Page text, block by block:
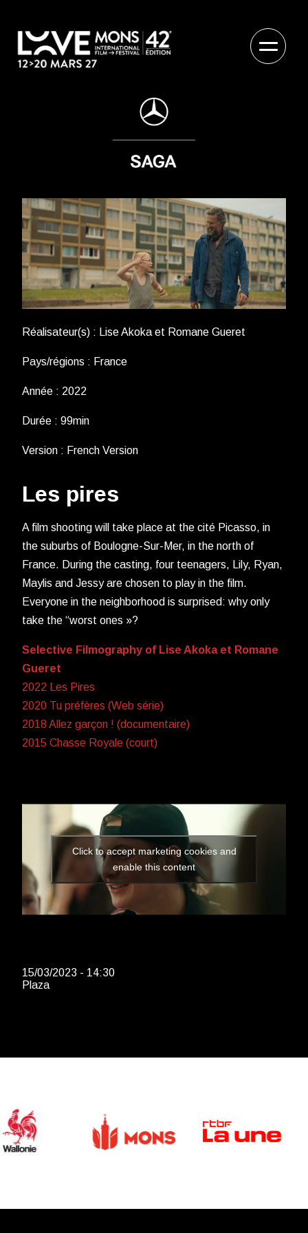
Réalisateur(s) : Lise Akoka et Romane Gueret
Pays/régions : France
Année : 2022
Durée : 99min
Version : French Version
Les pires
A film shooting will take place at the cité Picasso, in
the suburbs of Boulogne-Sur-Mer, in the north of
France. During the casting, four teenagers, Lily, Ryan,
Maylis and Jessy are chosen to play in the film.
Everyone in the neighborhood is surprised: why only
take the “worst ones »?
Selective Filmography of Lise Akoka et Romane
Gueret
2022 Les Pires
2020 Tu préfères (Web série)
2018 Allez garçon ! (documentaire)
2015 Chasse Royale (court)
Click to accept marketing cookies and
enable this content
15/03/2023 - 14:30
Plaza